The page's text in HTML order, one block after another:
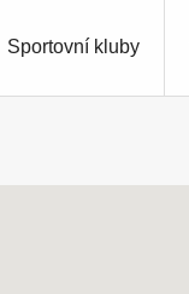
Sportovní kluby